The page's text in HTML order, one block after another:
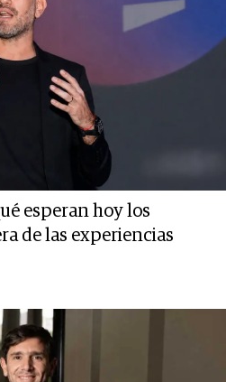
esperan hoy los
de las experiencias